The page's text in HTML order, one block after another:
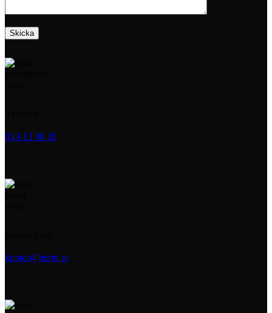
033-13 00 20
kontor@berjo.se